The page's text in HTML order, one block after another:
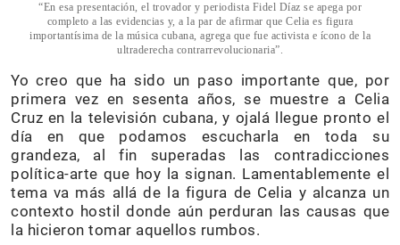
“En esa presentación, el trovador y periodista Fidel Díaz se apega por
completo a las evidencias y, a la par de afirmar que Celia es figura
importantísima de la música cubana, agrega que fue activista e ícono de la
ultraderecha contrarrevolucionaria”.
Yo creo que ha sido un paso importante que, por
primera vez en sesenta años, se muestre a Celia
Cruz en la televisión cubana, y ojalá llegue pronto el
día en que podamos escucharla en toda su
grandeza, al fin superadas las contradicciones
política-arte que hoy la signan. Lamentablemente el
tema va más allá de la figura de Celia y alcanza un
contexto hostil donde aún perduran las causas que
la hicieron tomar aquellos rumbos.